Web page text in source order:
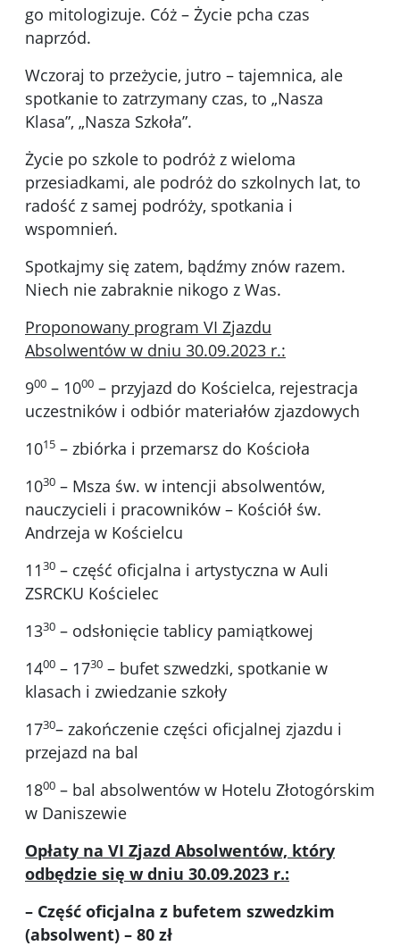
go mitologizuje. Cóż – Życie pcha czas
naprzód.
Wczoraj to przeżycie, jutro – tajemnica, ale
spotkanie to zatrzymany czas, to „Nasza
Klasa”, „Nasza Szkoła”.
Życie po szkole to podróż z wieloma
przesiadkami, ale podróż do szkolnych lat, to
radość z samej podróży, spotkania i
wspomnień.
Spotkajmy się zatem, bądźmy znów razem.
Niech nie zabraknie nikogo z Was.
Proponowany program VI Zjazdu
Absolwentów w dniu 30.09.2023 r.:
900 – 1000 – przyjazd do Kościelca, rejestracja
uczestników i odbiór materiałów zjazdowych
1015 – zbiórka i przemarsz do Kościoła
1030 – Msza św. w intencji absolwentów,
nauczycieli i pracowników – Kościół św.
Andrzeja w Kościelcu
1130 – część oficjalna i artystyczna w Auli
ZSRCKU Kościelec
1330 – odsłonięcie tablicy pamiątkowej
1400 – 1730 – bufet szwedzki, spotkanie w
klasach i zwiedzanie szkoły
1730– zakończenie części oficjalnej zjazdu i
przejazd na bal
1800 – bal absolwentów w Hotelu Złotogórskim
w Daniszewie
Opłaty na VI Zjazd Absolwentów, który
odbędzie się w dniu 30.09.2023 r.:
– Część oficjalna z bufetem szwedzkim
(absolwent) – 80 zł